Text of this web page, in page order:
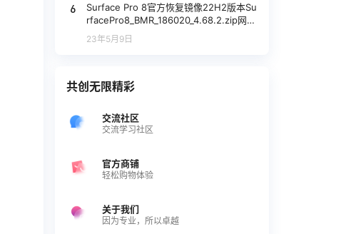
6
Surface Pro 8官方恢复镜像22H2版本Su
rfacePro8_BMR_186020_4.68.2.zip网盘
下载
23年5月9日
共创无限精彩
交流社区
交流学习社区
官方商铺
轻松购物体验
关于我们
因为专业，所以卓越